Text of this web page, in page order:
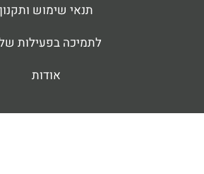
תנאי שימוש ותקנון
לתמיכה בפעילות
אודות